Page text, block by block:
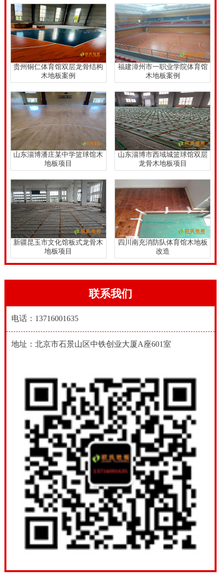
艺有一定的难度，开的榫槽要到达面板的三分之一，而
且还要考虑到面板的变形情况，所以设置一些抗变形槽
是必要的选择。，强化木地板的手段，有当今市场上特
殊的木地板防潮膜，可有效防止地板被租用。对实木体
育馆木地板，包括配件的材料材料的选择，是不容忽视
的。这两个看似相似的地板实际上是非常不同的，但似
乎有相同的规格不同的树种会当然也有应用一定的差
异。检查是否嵌入部分的盖板和体育实木体育馆木地板
之间的高度差小于或等于请求。在的危机，木地板打蜡
频繁将成为口服蜡层对木地板的积累，通常存在大量的
灰尘或其它杂质的蜡层的积累过程。在那些不容易清除
履痕的情况下，你可以使用Honnell批准的清洁液。在北
方干燥的季节，在大房间中的相对湿度可以使用阻尼器
或常规窗口放置绿色植物增加。实木体育馆木地板有其
自己的日志基本面和专业的安装队伍，省去了许多中间
环节，从而为广泛的客户提供广泛的实木体育馆木地板
产品和设备。
能否安装标准的专业篮球木地板是体育木地板厂家的实
力体现，因体育木地板的材质和结构的不同种类也有很
速度和灵活及弹跳力。使用专业的篮球木地板不但能满
其不至于在摔倒的时候,对身体造成擦伤和碰伤。科克体
育馆木地板的优势：，卫生，柔软，舒适，良好的脚
感，抗疲劳，静音，防滑，防潮。 （在家里的老人和孩
子尤其适用于车间缺点：表面硬度较弱，材料是有点微
妙和难以维护，而且并不比实木耐磨。辽宁枫木舞蹈室
木地板行业价格表。
辽宁枫木舞蹈室木地板行业价格表，随着体育运动木地
板行业的发展，体育馆里以及相应的体育场所里都开始
使用了专业实木体育地板，这种地板在保护条件以及防
滑，防潮等多方面都有着极大的优势。然而，值得我们
注意的是，我们在稳固这款实木体育木体育地板的时
贵州铜仁体育馆双层龙骨结构
木地板案例
福建漳州市一职业学院体育馆
木地板案例
山东淄博潘庄某中学篮球馆木
地板项目
山东淄博市西域城篮球馆双层
龙骨木地板项目
新疆昆玉市文化馆板式龙骨木
地板项目
四川南充消防队体育馆木地板
改造
联系我们
电话：13716001635
地址：北京市石景山区中铁创业大厦A座601室